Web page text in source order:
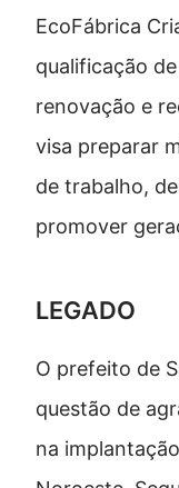
EcoFábrica
qualificação
renovação e
visa preparar
de trabalho,
promover
LEGADO
O prefeito de
questão de
na